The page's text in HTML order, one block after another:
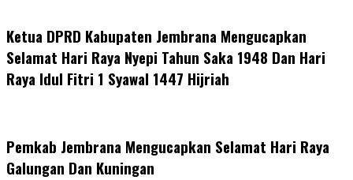
Ketua DPRD Kabupaten Jembrana Mengucapkan
Selamat Hari Raya Nyepi Tahun Saka 1948 Dan Hari
Raya Idul Fitri 1 Syawal 1447 Hijriah
Pemkab Jembrana Mengucapkan Selamat Hari Raya
Galungan Dan Kuningan